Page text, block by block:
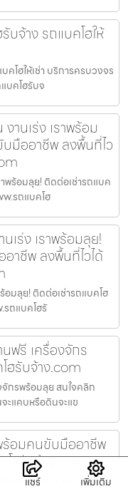
บจ้าง รถแบคโฮให้
โฮให้เช่า บริการครบวงจร
บคโฮรับจ
านเร่ง เราพร้อม
มืออาชีพ ลงพื้นที่ไว
าพร้อมลุย! ติดต่อเช่ารถแบค
รถแบคโฮ
เร่ง เราพร้อมลุย!
าชีพ ลงพื้นที่ไวได้
อมลุย! ติดต่อเช่ารถแบคโฮ
ถแบคโฮรั
ฟรี เครื่องจักร
ฮรับจ้าง.com
จักรพร้อมลุย สนใจคลิก
ะแคบหรือดินจะแข
ร้อมคนขับมืออาชีพ
ฮรับจ้าง.com
อาชีพ ราคาคุ้มค่า จองคิว
แชร์ เพิ่มเติม